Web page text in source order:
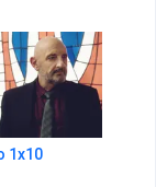
1x10